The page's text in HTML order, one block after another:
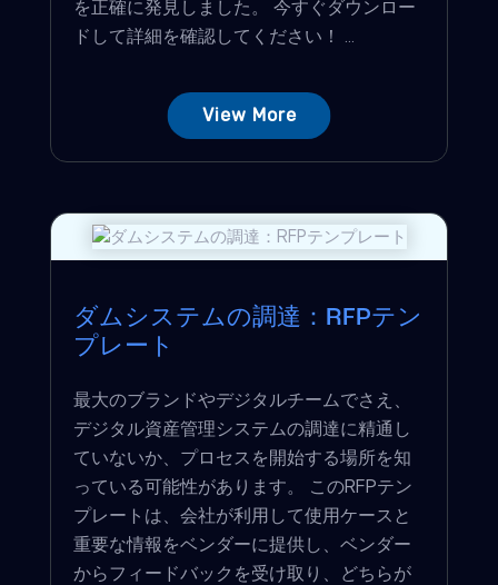
を正確に発見しました。 今すぐダウンロー
ドして詳細を確認してください！ ...
View More
ダムシステムの調達：RFPテン
プレート
最大のブランドやデジタルチームでさえ、
デジタル資産管理システムの調達に精通し
ていないか、プロセスを開始する場所を知
っている可能性があります。 このRFPテン
プレートは、会社が利用して使用ケースと
重要な情報をベンダーに提供し、ベンダー
からフィードバックを受け取り、どちらが